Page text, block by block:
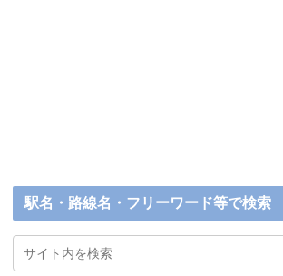
駅名・路線名・フリーワード等で検索